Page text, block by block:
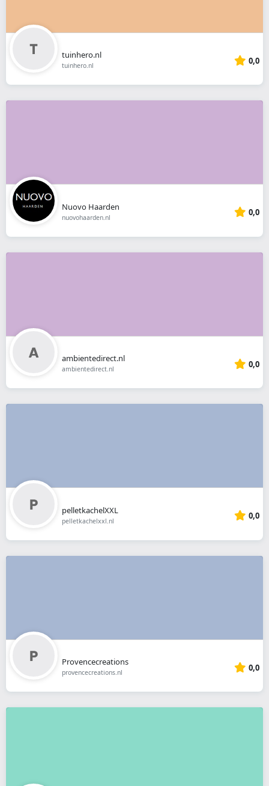
tuinhero.nl
tuinhero.nl 0,0
Nuovo Haarden
nuovohaarden.nl 0,0
ambientedirect.nl
ambientedirect.nl 0,0
pelletkachelXXL
pelletkachelxxl.nl 0,0
Provencecreations
provencecreations.nl 0,0